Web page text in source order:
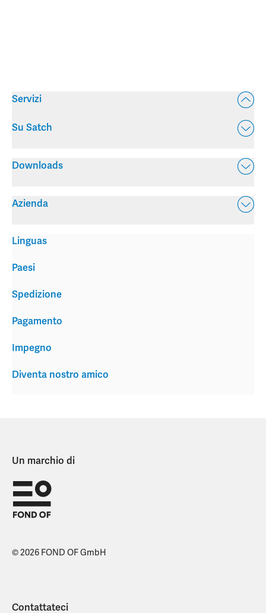
Servizi
Su Satch
Downloads
Azienda
Spedizione
Pagamento
Impegno
Diventa nostro amico
Linguas
Paesi
Un marchio di
© 2026 FOND OF GmbH
Contattateci